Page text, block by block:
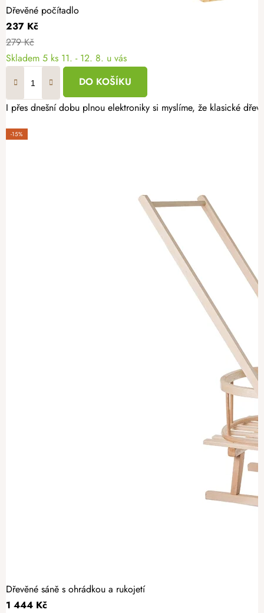
Dřevěné počítadlo
237 Kč
279 Kč
Skladem 5 ks 11. - 12. 8. u vás
DO KOŠÍKU
I přes dnešní dobu plnou elektroniky si myslíme, že klasické
-15%
Dřevěné sáně s ohrádkou a rukojetí
1 444 Kč